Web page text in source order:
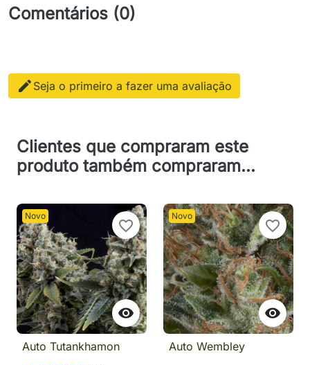
Comentários (0)
 Seja o primeiro a fazer uma avaliação
Clientes que compraram este
produto também compraram...
Novo

favorite_border
Auto Tutankhamon
Novo

favorite_border
Auto Wembley